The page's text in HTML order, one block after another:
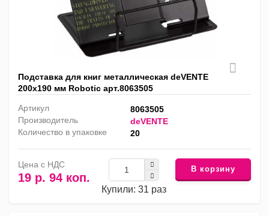
Подставка для книг металлическая deVENTE
200х190 мм Robotic арт.8063505
Артикул
8063505
Производитель
deVENTE
Количество в упаковке
20
Цена с НДС
19 р. 94 коп.
Купили: 31 раз
В корзину